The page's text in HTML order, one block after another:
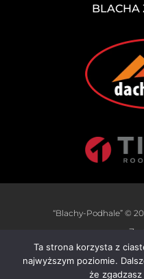
BLACHA
“Blachy-Podhale” ©
Ta strona korzysta z
najwyższym poziomie.
że